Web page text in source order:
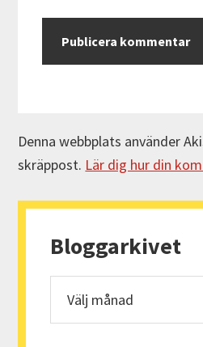
Denna webbplats använder
skräppost. Lär dig hur din
Primärt
sidofält
Bloggarkivet